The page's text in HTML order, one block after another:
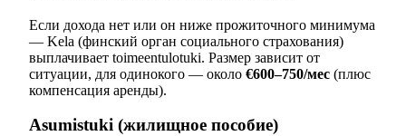
Если дохода нет или он ниже прожиточного минимума
— Kela (финский орган социального страхования)
выплачивает toimeentulotuki. Размер зависит от
ситуации, для одинокого — около €600–750/мес (плюс
компенсация аренды).
Asumistuki (жилищное пособие)